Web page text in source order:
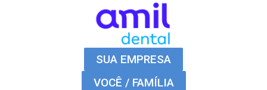
SUA EMPRESA
VOCÊ / FAMÍLIA